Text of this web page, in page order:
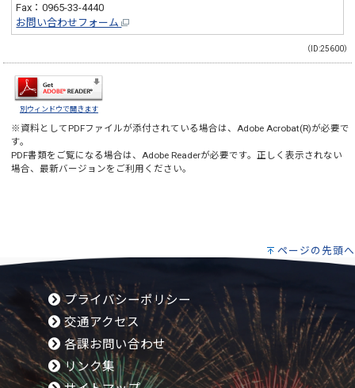
Fax：0965-33-4440
お問い合わせフォーム
（ID:25600）
別ウィンドウで開きます
※資料としてPDFファイルが添付されている場合は、 Adobe Acrobat(R)が必要で
す。
PDF書類をご覧になる場合は、 Adobe Readerが必要です。正しく表示されない
場合、最新バージョンをご利用ください。
ページの先頭へ
プライバシーポリシー
交通アクセス
各課お問い合わせ
リンク集